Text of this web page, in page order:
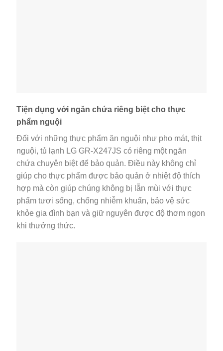
Tiện dụng với ngăn chứa riêng biệt cho thực
phẩm nguội
Đối với những thực phẩm ăn nguội như pho mát, thịt
nguội, tủ lạnh LG GR-X247JS có riêng một ngăn
chứa chuyên biệt để bảo quản. Điều này không chỉ
giúp cho thực phẩm được bảo quản ở nhiệt độ thích
hợp mà còn giúp chúng không bị lẫn mùi với thực
phẩm tươi sống, chống nhiễm khuẩn, bảo vệ sức
khỏe gia đình bạn và giữ nguyên được độ thơm ngon
khi thưởng thức.